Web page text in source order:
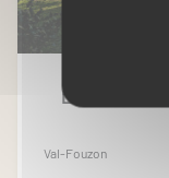
Les Effes 1
Val-Fouzon